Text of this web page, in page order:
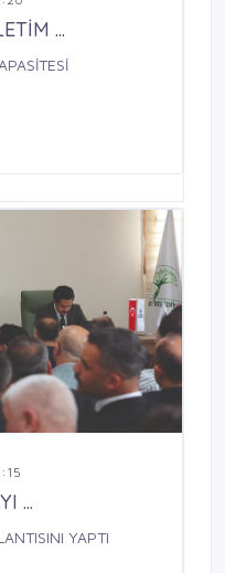
...
...
YAPTI